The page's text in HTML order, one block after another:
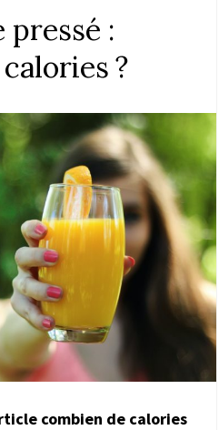
pressé :
?
combien de calories